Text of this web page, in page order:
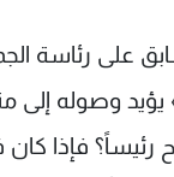
على رئاسة
وصوله إلى
رئيساً؟ فإذا